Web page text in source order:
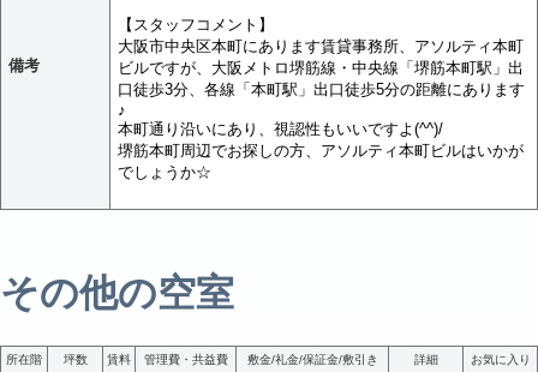
備考
【スタッフコメント】
大阪市中央区本町にあります賃貸事務所、アソルティ本町
ビルですが、大阪メトロ堺筋線・中央線「堺筋本町駅」出
口徒歩3分、各線「本町駅」出口徒歩5分の距離にあります
♪
本町通り沿いにあり、視認性もいいですよ(^^)/
堺筋本町周辺でお探しの方、アソルティ本町ビルはいかが
でしょうか☆
その他の空室
所在階 坪数 賃料 管理費・共益費 敷金/礼金/保証金/敷引き 詳細 お気に入り